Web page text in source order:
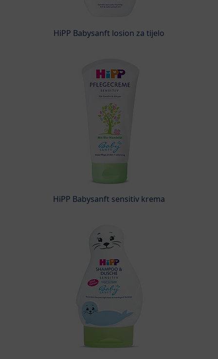
HiPP Babysanft losion za tijelo
HiPP Babysanft sensitiv krema